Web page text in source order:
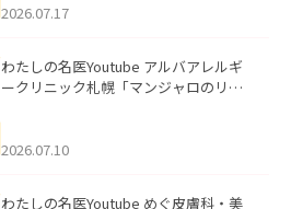
した。
2026.07.17
わたしの名医Youtube アルバアレルギ
ークリニック札幌「マンジャロのリア
た。
2026.07.10
わたしの名医Youtube めぐ皮膚科・美